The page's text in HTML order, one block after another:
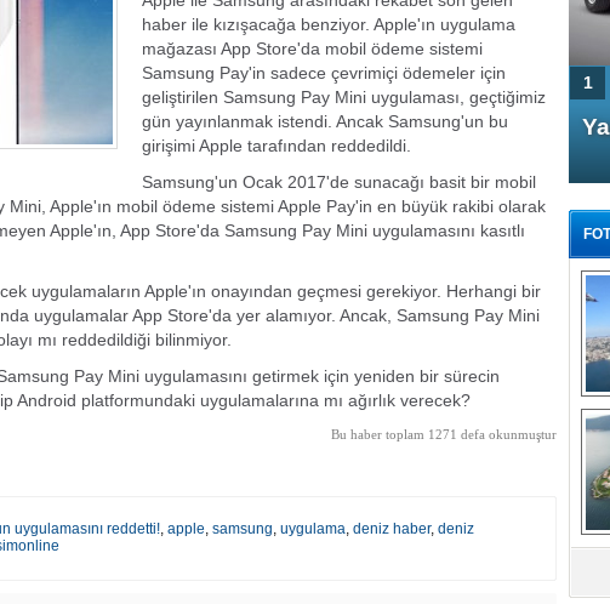
haber ile kızışacağa benziyor. Apple'ın uygulama
mağazası App Store'da mobil ödeme sistemi
Samsung Pay'in sadece çevrimiçi ödemeler için
geliştirilen Samsung Pay Mini uygulaması, geçtiğimiz
gün yayınlanmak istendi. Ancak Samsung'un bu
girişimi Apple tarafından reddedildi.
Samsung'un Ocak 2017'de sunacağı basit bir mobil
Apple'ın mobil ödeme sistemi Apple Pay'in en büyük rakibi olarak
Apple'ın, App Store'da Samsung Pay Mini uygulamasını kasıtlı
uygulamaların Apple'ın onayından geçmesi gerekiyor. Herhangi bir
uygulamalar App Store'da yer alamıyor. Ancak, Samsung Pay Mini
mı reddedildiği bilinmiyor.
Pay Mini uygulamasını getirmek için yeniden bir sürecin
Android platformundaki uygulamalarına mı ağırlık verecek?
Bu haber toplam 1271 defa okunmuştur
uygulamasını reddetti!, apple, samsung, uygulama, deniz haber, deniz
4 Kapılı AMG GT Coupe
Türkiye'de satışa çıktı
1